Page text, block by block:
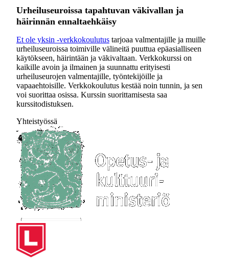
Urheiluseuroissa tapahtuvan väkivallan ja
häirinnän ennaltaehkäisy
Et ole yksin -verkkokoulutus tarjoaa valmentajille ja muille
urheiluseuroissa toimiville välineitä puuttua epäasialliseen
käytökseen, häirintään ja väkivaltaan. Verkkokurssi on
kaikille avoin ja ilmainen ja suunnattu erityisesti
urheiluseurojen valmentajille, työntekijöille ja
vapaaehtoisille. Verkkokoulutus kestää noin tunnin, ja sen
voi suorittaa osissa. Kurssin suorittamisesta saa
kurssitodistuksen.
Yhteistyössä